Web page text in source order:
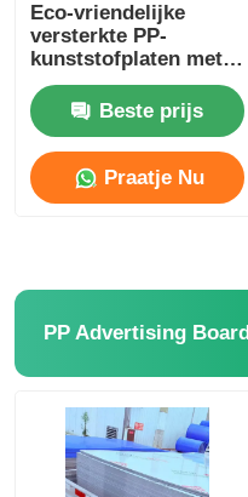
Eco-vriendelijke
versterkte PP-
kunststofplaten met
geextrudeerde
wandpanelen van 3
mm-30 mm
Beste prijs
Praatje Nu
PP Advertising Board